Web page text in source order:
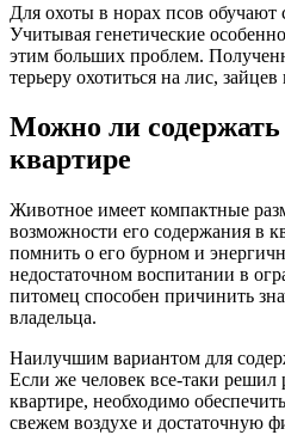
Для охоты в норах псов обучают
Учитывая генетические
этим больших проблем.
терьеру охотиться на лис, зайцев
Можно ли содержать
квартире
Животное имеет компактные
возможности его содержания в
помнить о его бурном и
недостаточном воспитании в
питомец способен причинить
владельца.
Наилучшим вариантом для
Если же человек все-таки решил
квартире, необходимо
свежем воздухе и достаточную